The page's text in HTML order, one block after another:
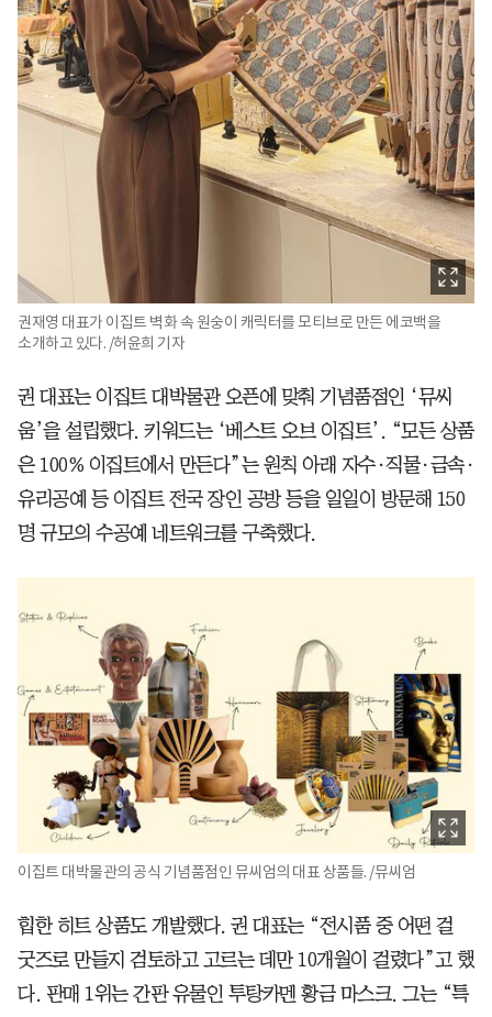
권재영 대표가 이집트 벽화 속 원숭이 캐릭터를 모티브로 만든 에코백을
소개하고 있다. /허윤희 기자
권 대표는 이집트 대박물관 오픈에 맞춰 기념품점인 ‘뮤씨
움’을 설립했다. 키워드는 ‘베스트 오브 이집트’. “모든 상품
은 100% 이집트에서 만든다”는 원칙 아래 자수·직물·금속·
유리공예 등 이집트 전국 장인 공방 등을 일일이 방문해 150
명 규모의 수공예 네트워크를 구축했다.
이집트 대박물관의 공식 기념품점인 뮤씨엄의 대표 상품들. /뮤씨엄
힙한 히트 상품도 개발했다. 권 대표는 “전시품 중 어떤 걸
굿즈로 만들지 검토하고 고르는 데만 10개월이 걸렸다”고 했
다. 판매 1위는 간판 유물인 투탕카멘 황금 마스크. 그는 “특